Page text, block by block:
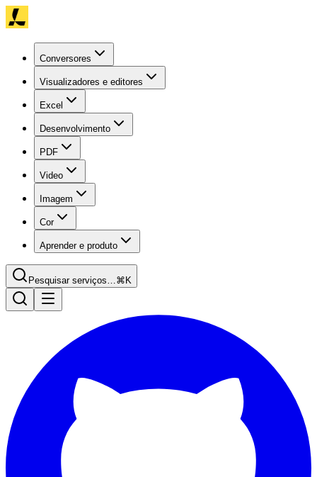
Conversores
Visualizadores e editores
Excel
Desenvolvimento
PDF
Video
Imagem
Cor
Aprender e produto
Pesquisar serviços…⌘K